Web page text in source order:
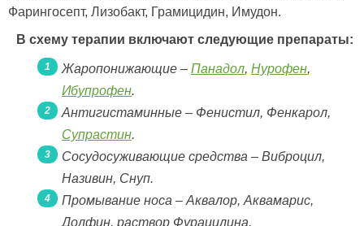
Фарингосепт, Лизобакт, Грамицидин, Имудон.
В схему терапии включают следующие препараты:
Жаропонижающие – Панадол, Нурофен,
Ибупрофен.
Антигистаминные – Фенистил, Фенкарол,
Супрастин.
Сосудосуживающие средства – Виброцил,
Називин, Снуп.
Промывание носа – Аквалор, Аквамарис,
Долфин, раствор Фурацилина.